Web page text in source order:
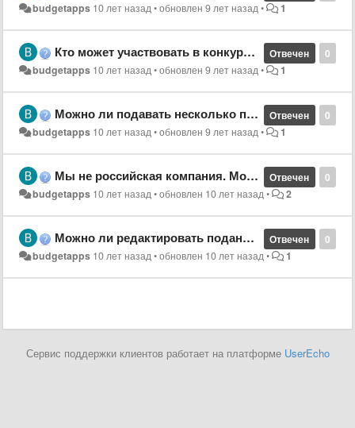
budgetapps 10 лет назад•обновлен9 лет назад• 1
0
Отвечен
Кто может участвовать в конкурсе?
budgetapps 10 лет назад•обновлен9 лет назад• 1
0
Отвечен
Можно ли подавать несколько проектов?
budgetapps 10 лет назад•обновлен9 лет назад• 1
0
Отвечен
Мы не российская компания. Можем ли мы участвовать в конкурсе?
budgetapps 10 лет назад•обновлен 10 лет назад• 2
0
Отвечен
Можно ли редактировать поданную заявку?
budgetapps 10 лет назад•обновлен 10 лет назад• 1
Сервис поддержки клиентов работает на платформе UserEcho